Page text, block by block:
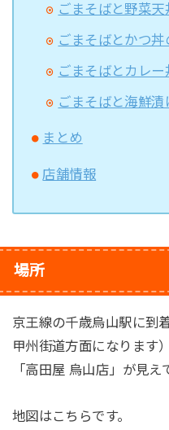
ごまそばと野菜天
ごまそばとかつ丼
ごまそばとカレー
ごまそばと海鮮漬
まとめ
店舗情報
場所
京王線の千歳烏山駅に到
甲州街道方面になります
「高田屋 烏山店」が見え
地図はこちらです。